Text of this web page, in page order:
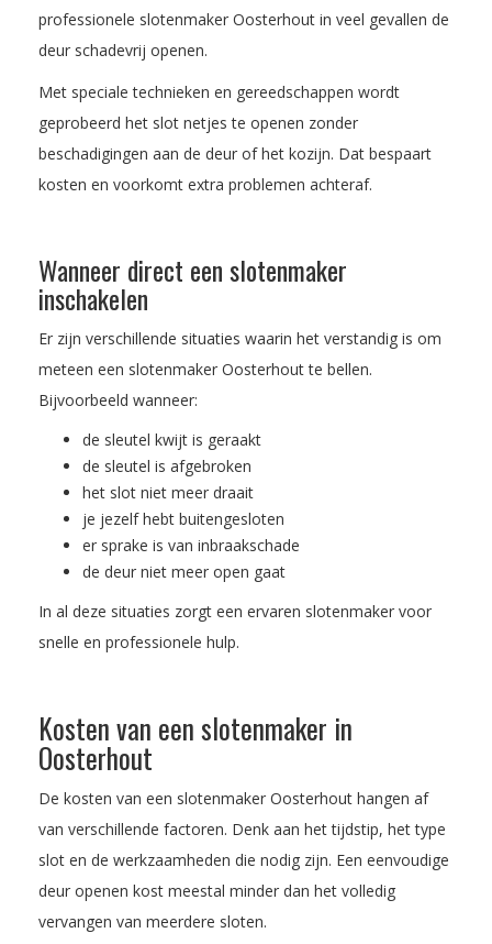
professionele slotenmaker Oosterhout in veel gevallen de
deur schadevrij openen.
Met speciale technieken en gereedschappen wordt
geprobeerd het slot netjes te openen zonder
beschadigingen aan de deur of het kozijn. Dat bespaart
kosten en voorkomt extra problemen achteraf.
Wanneer direct een slotenmaker
inschakelen
Er zijn verschillende situaties waarin het verstandig is om
meteen een slotenmaker Oosterhout te bellen.
Bijvoorbeeld wanneer:
de sleutel kwijt is geraakt
de sleutel is afgebroken
het slot niet meer draait
je jezelf hebt buitengesloten
er sprake is van inbraakschade
de deur niet meer open gaat
In al deze situaties zorgt een ervaren slotenmaker voor
snelle en professionele hulp.
Kosten van een slotenmaker in
Oosterhout
De kosten van een slotenmaker Oosterhout hangen af
van verschillende factoren. Denk aan het tijdstip, het type
slot en de werkzaamheden die nodig zijn. Een eenvoudige
deur openen kost meestal minder dan het volledig
vervangen van meerdere sloten.